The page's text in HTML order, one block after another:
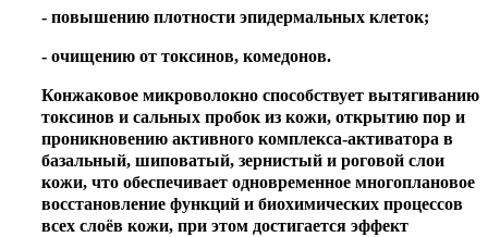
- повышению плотности эпидермальных клеток;
- очищению от токсинов, комедонов.
Конжаковое микроволокно способствует вытягиванию
токсинов и сальных пробок из кожи, открытию пор и
проникновению активного комплекса-активатора в
базальный, шиповатый, зернистый и роговой слои
кожи, что обеспечивает одновременное многоплановое
восстановление функций и биохимических процессов
всех слоёв кожи, при этом достигается эффект